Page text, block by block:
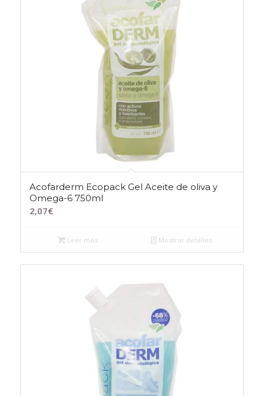
Acofarderm Ecopack Gel Aceite de oliva y
Omega-6 750ml
2,07€
Leer más Mostrar detalles